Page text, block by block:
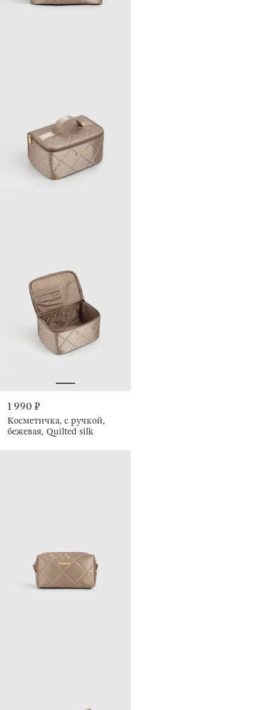
1 990 ₽
Косметичка, с ручкой,
бежевая, Quilted silk